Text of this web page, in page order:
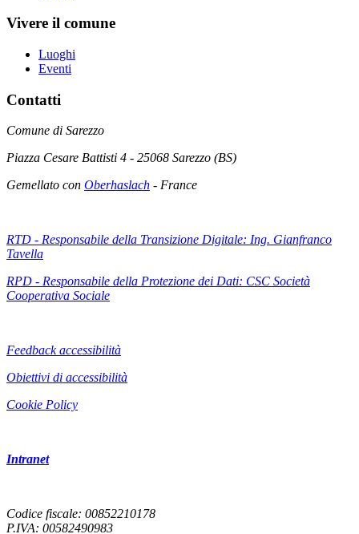
Vivere il comune
Luoghi
Eventi
Contatti
Comune di Sarezzo
Piazza Cesare Battisti 4 - 25068 Sarezzo (BS)
Gemellato con Oberhaslach - France
RTD - Responsabile della Transizione Digitale: Ing. Gianfranco
Tavella
RPD - Responsabile della Protezione dei Dati: CSC Società
Cooperativa Sociale
Feedback accessibilità
Obiettivi di accessibilità
Cookie Policy
Intranet
Codice fiscale: 00852210178
P.IVA: 00582490983